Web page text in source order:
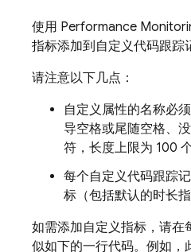
使用 Performance
指标添加到自定义代码跟踪
请注意以下几点：
自定义属性的名称必
导空格或尾随空格、
符，长度上限为 100 个
每个自定义代码跟踪
标（包括默认的时长
如需添加自定义指标，请在
似如下的一行代码。例如，